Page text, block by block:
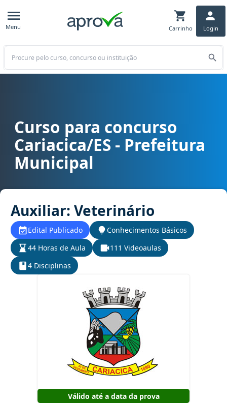
Menu Carrinho Login
Buscar
Curso para concurso Cariacica/ES - Prefeitura Municipal cargo
Curso para concurso
Cariacica/ES - Prefeitura
Municipal
Auxiliar: Veterinário
Edital Publicado
Conhecimentos Básicos
44 Horas de Aula
111 Videoaulas
4 Disciplinas
Válido até a data da prova